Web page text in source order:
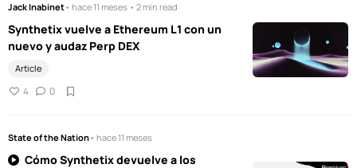
Jack Inabinet• hace 11 meses • 2 min read
Synthetix vuelve a Ethereum L1 con un
nuevo y audaz Perp DEX
Article
4 0
State of the Nation• hace 11 meses
Cómo Synthetix devuelve a los